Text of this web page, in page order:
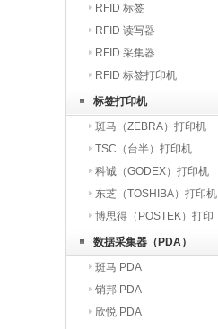
RFID 标签
RFID 读写器
RFID 采集器
RFID 标签打印机
标签打印机
斑马（ZEBRA）打印机
TSC（台半）打印机
科诚（GODEX）打印机
东芝（TOSHIBA）打印机
博思得（POSTEK）打印
机
数据采集器（PDA）
斑马 PDA
销邦 PDA
欣悦 PDA